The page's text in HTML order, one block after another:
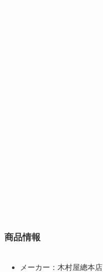
商品情報
メーカー：木村屋總本店